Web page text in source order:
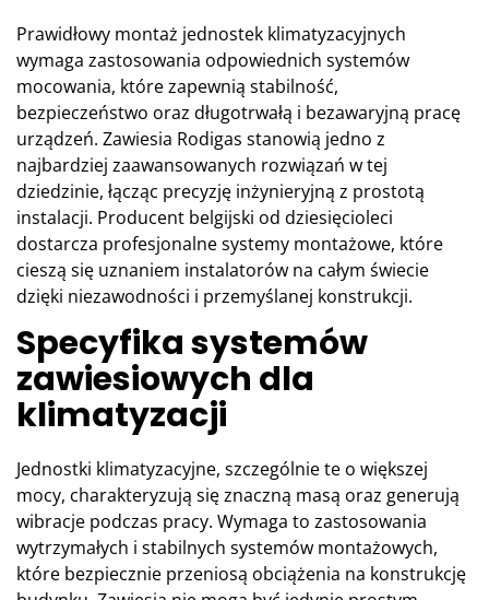
Prawidłowy montaż jednostek klimatyzacyjnych
wymaga zastosowania odpowiednich systemów
mocowania, które zapewnią stabilność,
bezpieczeństwo oraz długotrwałą i bezawaryjną pracę
urządzeń. Zawiesia Rodigas stanowią jedno z
najbardziej zaawansowanych rozwiązań w tej
dziedzinie, łącząc precyzję inżynieryjną z prostotą
instalacji. Producent belgijski od dziesięcioleci
dostarcza profesjonalne systemy montażowe, które
cieszą się uznaniem instalatorów na całym świecie
dzięki niezawodności i przemyślanej konstrukcji.
Specyfika systemów
zawiesiowych dla
klimatyzacji
Jednostki klimatyzacyjne, szczególnie te o większej
mocy, charakteryzują się znaczną masą oraz generują
wibracje podczas pracy. Wymaga to zastosowania
wytrzymałych i stabilnych systemów montażowych,
które bezpiecznie przeniosą obciążenia na konstrukcję